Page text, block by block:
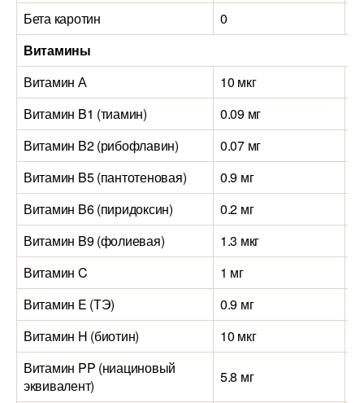
Бета каротин
0
Витамины
Витамин А
10 мкг
Витамин B1 (тиамин)
0.09 мг
Витамин B2 (рибофлавин)
0.07 мг
Витамин B5 (пантотеновая)
0.9 мг
Витамин B6 (пиридоксин)
0.2 мг
Витамин B9 (фолиевая)
1.3 мкг
Витамин C
1 мг
Витамин E (ТЭ)
0.9 мг
Витамин H (биотин)
10 мкг
Витамин PP (ниациновый
эквивалент)
5.8 мг